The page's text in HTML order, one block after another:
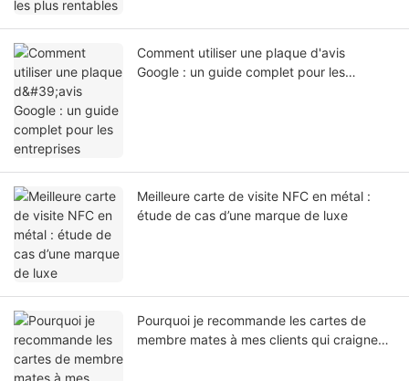
Comment utiliser une plaque d'avis
Google : un guide complet pour les
Meilleure carte de visite NFC en métal :
étude de cas d’une marque de luxe
Pourquoi je recommande les cartes de
membre mates à mes clients qui craignent